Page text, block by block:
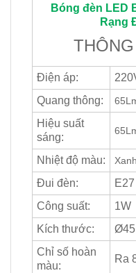
Bóng đèn LED
Rạng
Điện áp:
Quang thông:
Hiệu suất
sáng:
Nhiệt độ màu:
Đui đèn:
E27
Công suất:
1W
Kích thước:
Ø45
Chỉ số hoàn
màu:
Ra